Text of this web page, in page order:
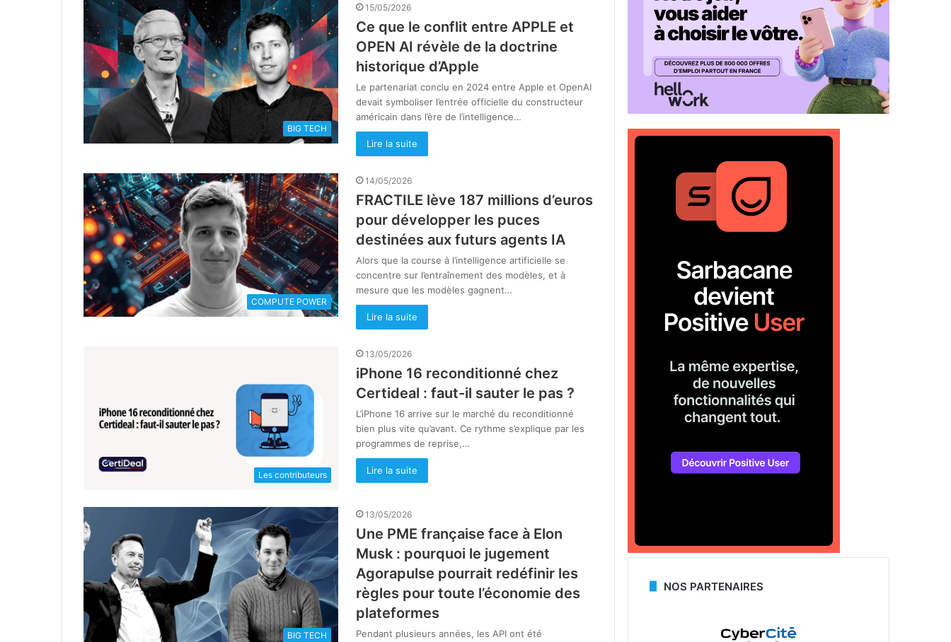
BIG TECH
15/05/2026
Ce que le conflit entre APPLE et
OPEN AI révèle de la doctrine
historique d’Apple
Le partenariat conclu en 2024 entre Apple et OpenAI
devait symboliser l’entrée officielle du constructeur
américain dans l’ère de l’intelligence…
Lire la suite
COMPUTE POWER
14/05/2026
FRACTILE lève 187 millions d’euros
pour développer les puces
destinées aux futurs agents IA
Alors que la course à l’intelligence artificielle se
concentre sur l’entraînement des modèles, et à
mesure que les modèles gagnent…
Lire la suite
Les contributeurs
13/05/2026
iPhone 16 reconditionné chez
Certideal : faut-il sauter le pas ?
L’iPhone 16 arrive sur le marché du reconditionné
bien plus vite qu’avant. Ce rythme s’explique par les
programmes de reprise,…
Lire la suite
BIG TECH
13/05/2026
Une PME française face à Elon
Musk : pourquoi le jugement
Agorapulse pourrait redéfinir les
règles pour toute l’économie des
plateformes
Pendant plusieurs années, les API ont été
NOS PARTENAIRES